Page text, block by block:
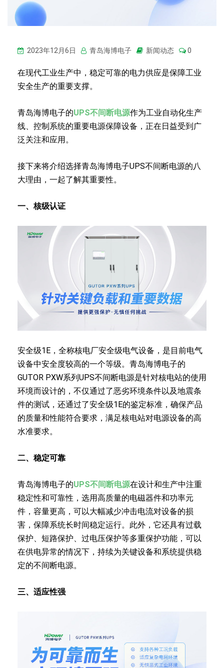
2023年12月6日 青岛海博电子 新闻动态 0
在现代工业生产中，稳定可靠的电力供应是保障工业
安全生产的重要支撑。
青岛海博电子的UPS不间断电源作为工业自动化生产
线、控制系统的重要电源保障设备，正在日益受到广
泛关注和应用。
接下来将介绍选择青岛海博电子UPS不间断电源的八
大理由，一起了解其重要性。
一、核级认证
安全级1E，全称核电厂安全级电气设备，是目前电气
设备中安全度较高的一个等级。青岛海博电子的
GUTOR PXW系列UPS不间断电源是针对核电站的使用
环境而设计的，不仅通过了恶劣环境条件以及地震条
件的测试，还通过了安全级1E的鉴定标准，确保产品
的质量和性能符合要求，满足核电站对电源设备的高
水准要求。
二、稳定可靠
青岛海博电子的UPS不间断电源在设计和生产中注重
稳定性和可靠性，选用高质量的电磁器件和功率元
件，容量更高，可以大幅减少冲击电流对设备的损
害，保障系统长时间稳定运行。此外，它还具有过载
保护、短路保护、过电压保护等多重保护功能，可以
在供电异常的情况下，持续为关键设备和系统提供稳
定的不间断电源。
三、适应性强